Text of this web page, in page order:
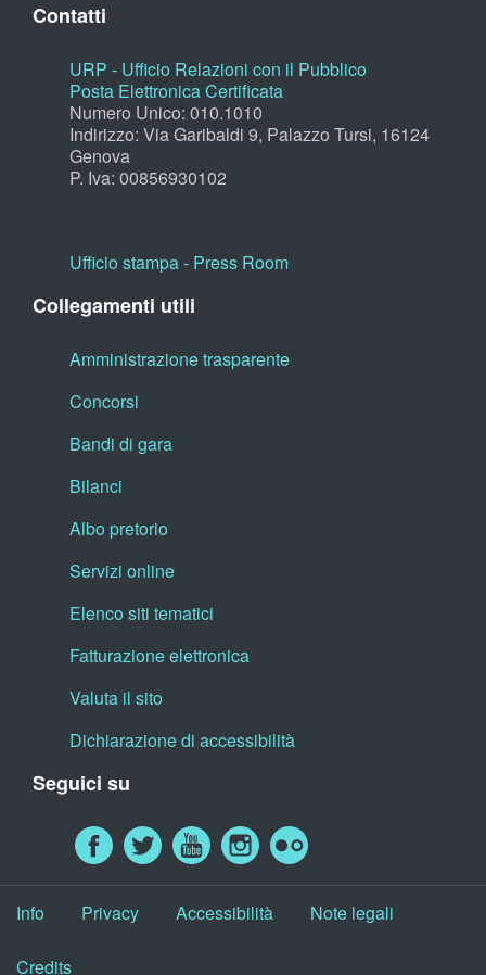
Contatti
URP - Ufficio Relazioni con il Pubblico
Posta Elettronica Certificata
Numero Unico: 010.1010
Indirizzo: Via Garibaldi 9, Palazzo Tursi, 16124
Genova
P. Iva: 00856930102
Ufficio stampa - Press Room
Collegamenti utili
Amministrazione trasparente
Concorsi
Bandi di gara
Bilanci
Albo pretorio
Servizi online
Elenco siti tematici
Fatturazione elettronica
Valuta il sito
Dichiarazione di accessibilità
Seguici su
Info Privacy Accessibilità Note legali
Credits